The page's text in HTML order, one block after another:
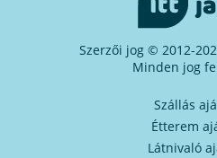
Szerzői jog © 2012-
Minden jog
Szállás
Étterem
Látnivaló